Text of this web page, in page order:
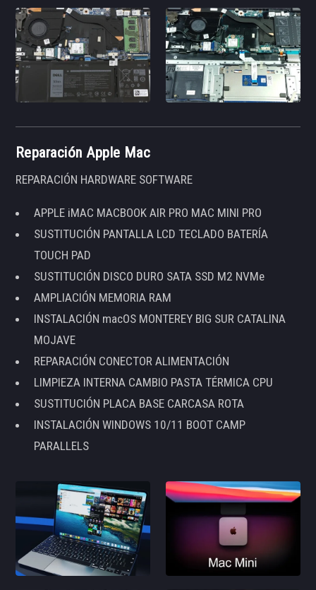
Reparación Apple Mac
REPARACIÓN HARDWARE SOFTWARE
APPLE iMAC MACBOOK AIR PRO MAC MINI PRO
SUSTITUCIÓN PANTALLA LCD TECLADO BATERÍA
TOUCH PAD
SUSTITUCIÓN DISCO DURO SATA SSD M2 NVMe
AMPLIACIÓN MEMORIA RAM
INSTALACIÓN macOS MONTEREY BIG SUR CATALINA
MOJAVE
REPARACIÓN CONECTOR ALIMENTACIÓN
LIMPIEZA INTERNA CAMBIO PASTA TÉRMICA CPU
SUSTITUCIÓN PLACA BASE CARCASA ROTA
INSTALACIÓN WINDOWS 10/11 BOOT CAMP
PARALLELS